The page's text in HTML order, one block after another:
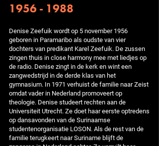
1956 - 1988
Denise Zeefuik wordt op 5 november 1956
geboren in Paramaribo als oudste van vier
dochters van predikant Karel Zeefuik. De zussen
zingen thuis in close harmony mee met liedjes op
de radio. Denise zingt in de kerk en wint een
zangwedstrijd in de derde klas van het
gymnasium. In 1971 verhuist de familie naar Zeist
omdat vader in Nederland promoveert op
theologie. Denise studeert rechten aan de
Universiteit Utrecht. Ze doet haar eerste optredens
op dansavonden van de Surinaamse
studentenorganisatie LOSON. Als de rest van de
familie terugkeert naar Suriname blijft de